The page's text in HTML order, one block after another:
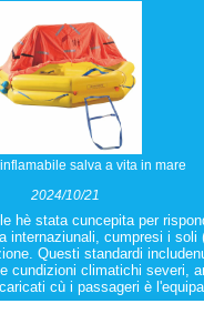
salva a vita in mare
2024/10/21
hè stata cuncepita per
internaziunali, cumpresi i soli
Questi standardi
cundizioni climatichi severi,
cù i passageri è